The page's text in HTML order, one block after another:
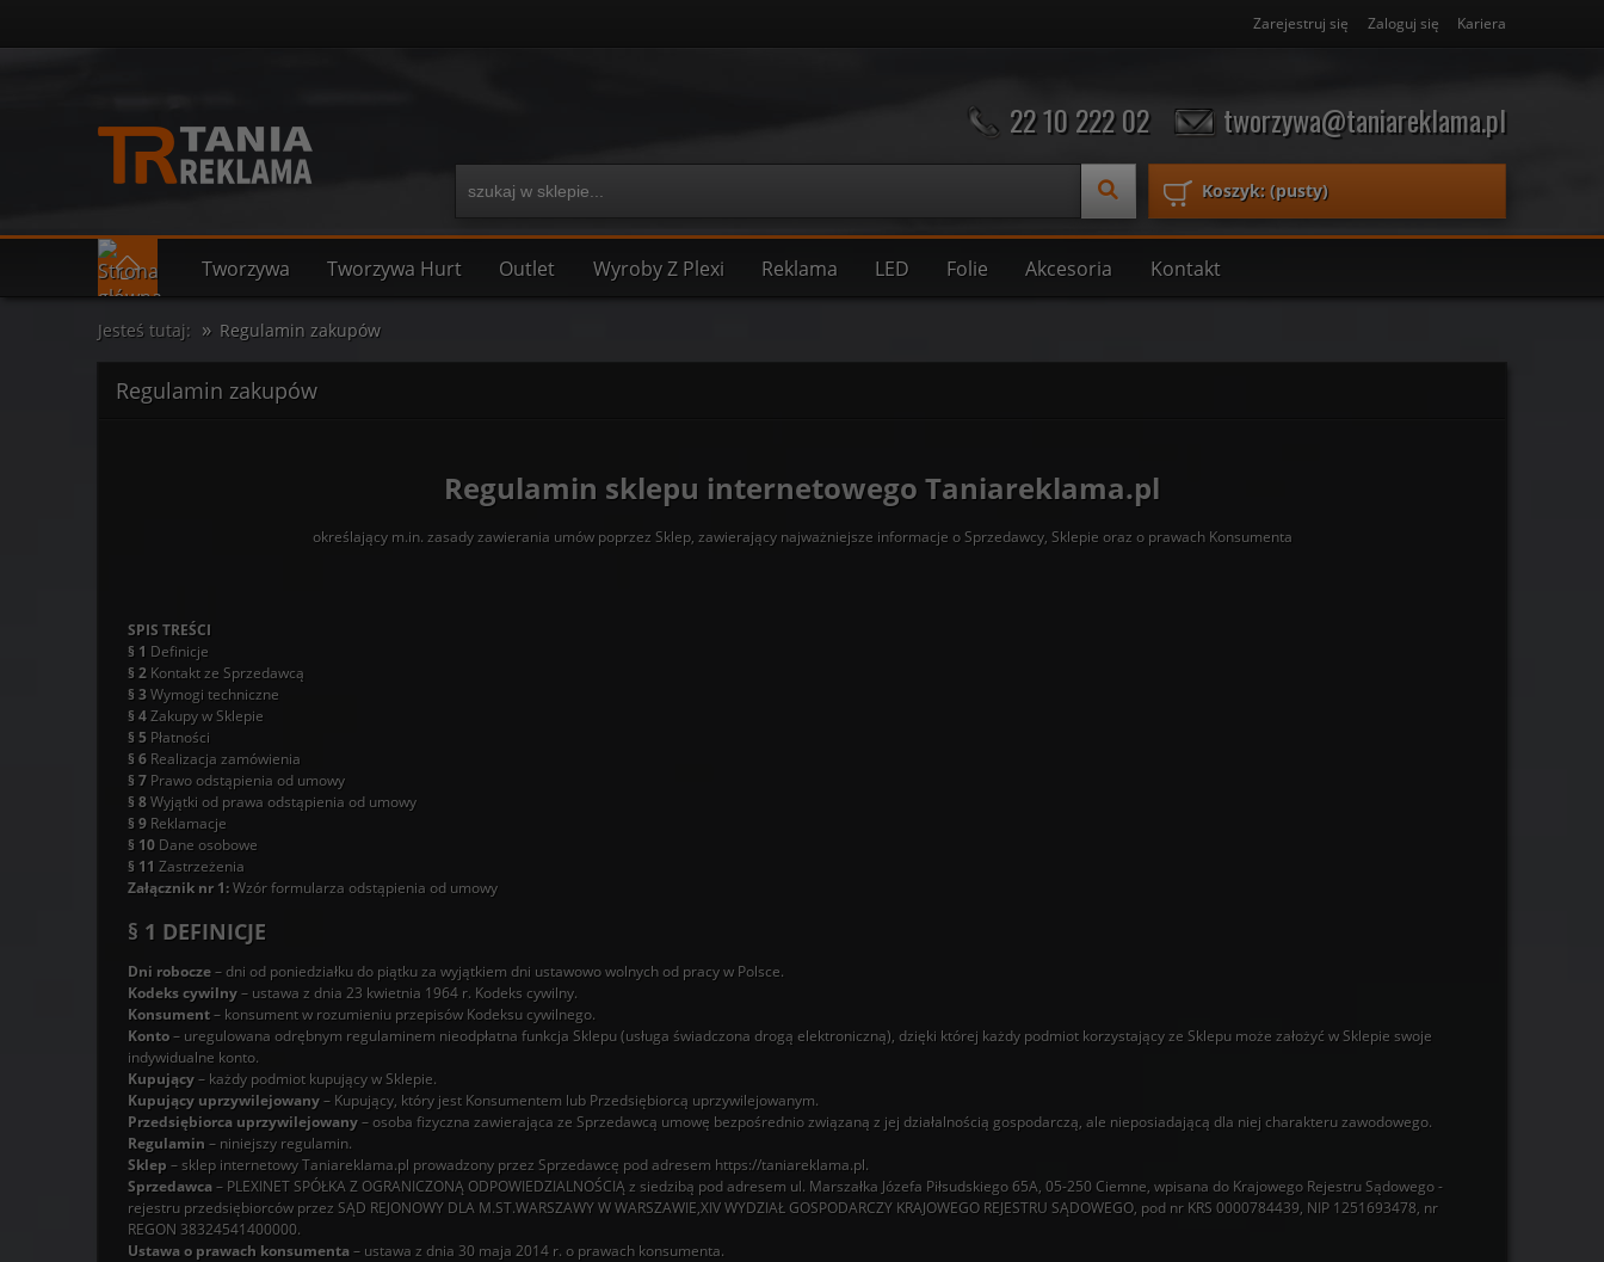
Zarejestruj się Zaloguj się Kariera
22 10 222 02 tworzywa@taniareklama.pl
Koszyk: (pusty)
Tworzywa Tworzywa Hurt Outlet Wyroby Z Plexi Reklama LED Folie Akcesoria Kontakt
Jesteś tutaj: » Regulamin zakupów
Regulamin zakupów
Regulamin sklepu internetowego Taniareklama.pl
określający m.in. zasady zawierania umów poprzez Sklep, zawierający najważniejsze informacje o Sprzedawcy, Sklepie oraz o prawach Konsumenta
SPIS TREŚCI
§ 1 Definicje
§ 2 Kontakt ze Sprzedawcą
§ 3Wymogi techniczne
§ 4Zakupy w Sklepie
§ 5 Płatności
§ 6 Realizacja zamówienia
§ 7 Prawo odstąpienia od umowy
§ 8Wyjątki od prawa odstąpienia od umowy
§ 9 Reklamacje
§ 10 Dane osobowe
§ 11 Zastrzeżenia
Załącznik nr 1:Wzór formularza odstąpienia od umowy
§ 1 DEFINICJE
Dni robocze– dni od poniedziałku do piątku za wyjątkiem dni ustawowo wolnych od pracy w Polsce.
Kodeks cywilny– ustawa z dnia 23 kwietnia 1964 r. Kodeks cywilny.
Konsument– konsument w rozumieniu przepisów Kodeksu cywilnego.
Konto– uregulowana odrębnym regulaminem nieodpłatna funkcja Sklepu (usługa świadczona drogą elektroniczną), dzięki której każdy podmiot korzystający ze Sklepu może założyć w Sklepie swoje
indywidualne konto.
Kupujący– każdy podmiot kupujący w Sklepie.
Kupujący uprzywilejowany– Kupujący, który jest Konsumentem lub Przedsiębiorcą uprzywilejowanym.
Przedsiębiorca uprzywilejowany– osoba fizyczna zawierająca ze Sprzedawcą umowę bezpośrednio związaną z jej działalnością gospodarczą, ale nieposiadającą dla niej charakteru zawodowego.
Regulamin – niniejszy regulamin.
Sklep – sklep internetowy Taniareklama.pl prowadzony przez Sprzedawcę pod adresem https://taniareklama.pl.
Sprzedawca – PLEXINET SPÓŁKA Z OGRANICZONĄ ODPOWIEDZIALNOŚCIĄ z siedzibą pod adresem ul. Marszałka Józefa Piłsudskiego 65A, 05-250 Ciemne, wpisana do Krajowego Rejestru Sądowego -
rejestru przedsiębiorców przez SĄD REJONOWY DLA M.ST.WARSZAWY W WARSZAWIE,XIV WYDZIAŁ GOSPODARCZY KRAJOWEGO REJESTRU SĄDOWEGO, pod nr KRS 0000784439, NIP 1251693478, nr
REGON 38324541400000.
Ustawa o prawach konsumenta – ustawa z dnia 30 maja 2014 r. o prawach konsumenta.